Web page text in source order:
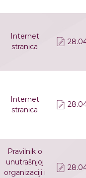
Internet
stranica
Internet
stranica
Pravilnik o
unutrašnjoj
organizaciji i